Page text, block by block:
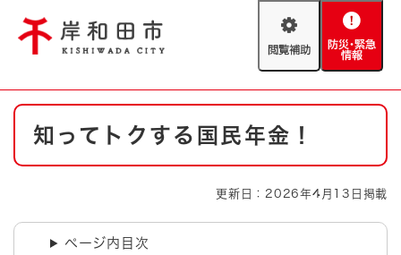
閲
助
防
緊
やさしい日本語
防災・緊急情報 救急・消防
ハザードマップ AED設置箇所
本
知ってトクする国民年金！
更新日：2026年4月13日掲載
ページ内目次